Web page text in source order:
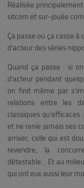
Réalisée
sitcom et sur-jouée
Ça passe ou ça casse à
d’acteur des séries
Quand ça passe : si
d’acteur pendant
on finit même par
relations entre les
classiques
et ne renie jamais ses
arriver, celle qui est
revendre, la
détestable… Et au
qui ont eux aussi leur